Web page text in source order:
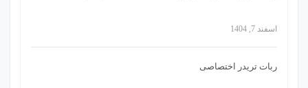
اسفند 7, 1404
ربات تریدر اختصاصی